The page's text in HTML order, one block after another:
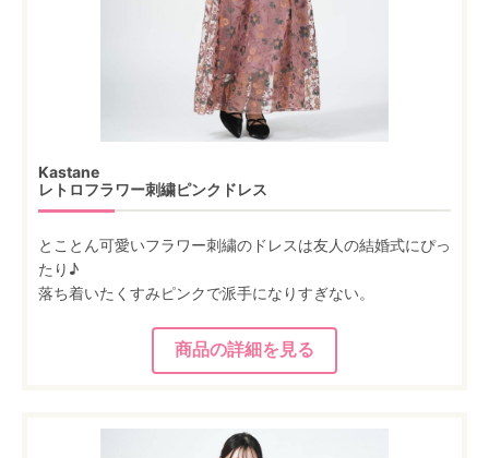
Kastane
レトロフラワー刺繍ピンクドレス
とことん可愛いフラワー刺繍のドレスは友人の結婚式にぴっ
たり♪
落ち着いたくすみピンクで派手になりすぎない。